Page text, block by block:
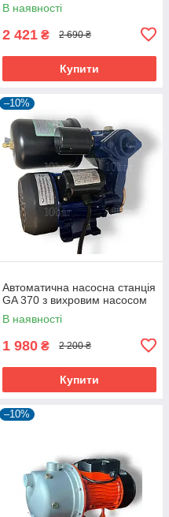
В наявності
2 421 ₴ 2 690 ₴
Купити
–10%
Автоматична насосна станція
GA 370 з вихровим насосом
В наявності
1 980 ₴ 2 200 ₴
Купити
–10%